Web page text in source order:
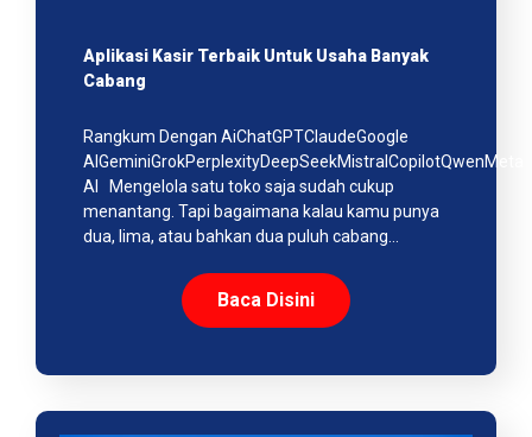
Aplikasi Kasir Terbaik Untuk Usaha Banyak
Cabang
Rangkum Dengan AiChatGPTClaudeGoogle
AIGeminiGrokPerplexityDeepSeekMistralCopilotQwenMeta
AI Mengelola satu toko saja sudah cukup
menantang. Tapi bagaimana kalau kamu punya
dua, lima, atau bahkan dua puluh cabang…
Baca Disini